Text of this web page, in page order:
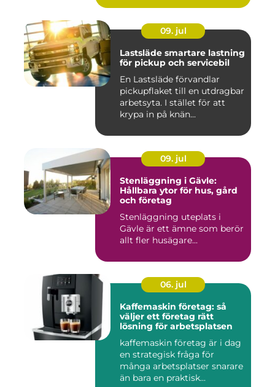
09. jul
Lastsläde smartare lastning
för pickup och servicebil
En Lastsläde förvandlar
pickupflaket till en utdragbar
arbetsyta. I stället för att
krypa in på knän...
09. jul
Stenläggning i Gävle:
Hållbara ytor för hus, gård
och företag
Stenläggning uteplats i
Gävle är ett ämne som berör
allt fler husägare...
06. jul
Kaffemaskin företag: så
väljer ett företag rätt
lösning för arbetsplatsen
kaffemaskin företag är i dag
en strategisk fråga för
många arbetsplatser snarare
än bara en praktisk...